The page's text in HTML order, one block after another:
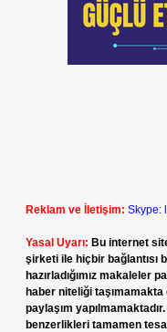
Reklam ve İletişim: Skype:
Yasal Uyarı: Bu internet
şirketi ile hiçbir bağlantısı
hazırladığımız makaleler
haber niteliği
paylaşım
benzerlikleri tamamen